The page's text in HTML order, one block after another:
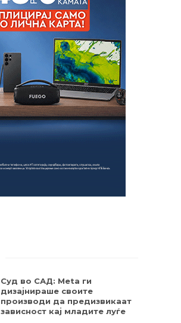
Суд во САД: Meta ги
дизајнираше своите
производи да предизвикаат
зависност кај младите луѓе